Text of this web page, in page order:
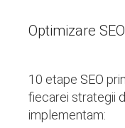
Optimizare
10 etape SEO
fiecarei strategii
implementam: